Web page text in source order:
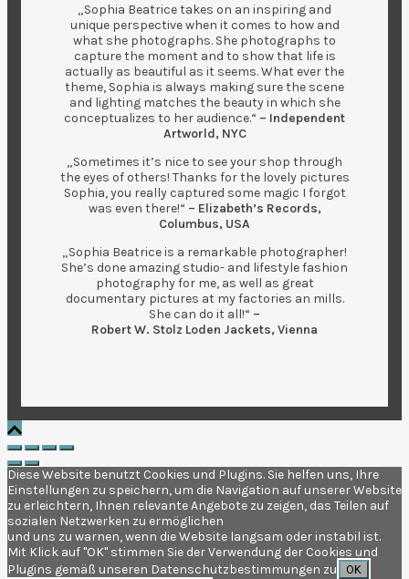
„Sophia Beatrice takes on an inspiring and
unique perspective when it comes to how and
what she photographs. She photographs to
capture the moment and to show that life is
actually as beautiful as it seems. What ever the
theme, Sophia is always making sure the scene
and lighting matches the beauty in which she
conceptualizes to her audience.“ – Independent
Artworld, NYC
„Sometimes it’s nice to see your shop through
the eyes of others! Thanks for the lovely pictures
Sophia, you really captured some magic I forgot
was even there!“ – Elizabeth’s Records,
Columbus, USA
„Sophia Beatrice is a remarkable photographer!
She’s done amazing studio- and lifestyle fashion
photography for me, as well as great
documentary pictures at my factories an mills.
She can do it all!“ –
Robert W. Stolz Loden Jackets, Vienna
Diese Website benutzt Cookies und Plugins. Sie helfen uns, Ihre
Einstellungen zu speichern, um die Navigation auf unserer Website
zu erleichtern, Ihnen relevante Angebote zu zeigen, das Teilen auf
sozialen Netzwerken zu ermöglichen
und uns zu warnen, wenn die Website langsam oder instabil ist.
Mit Klick auf "OK" stimmen Sie der Verwendung der Cookies und
Plugins gemäß unseren Datenschutzbestimmungen zu.
OK